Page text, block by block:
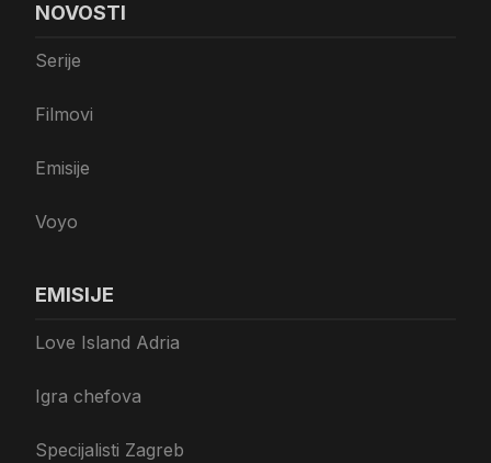
NOVOSTI
Serije
Filmovi
Emisije
Voyo
EMISIJE
Love Island Adria
Igra chefova
Specijalisti Zagreb